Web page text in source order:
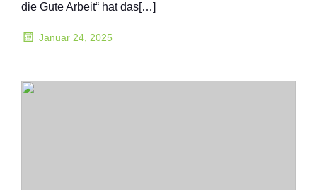
die Gute Arbeit“ hat das[…]
Januar 24, 2025